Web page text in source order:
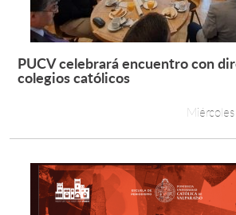
PUCV celebrará encuentro con
colegios católicos